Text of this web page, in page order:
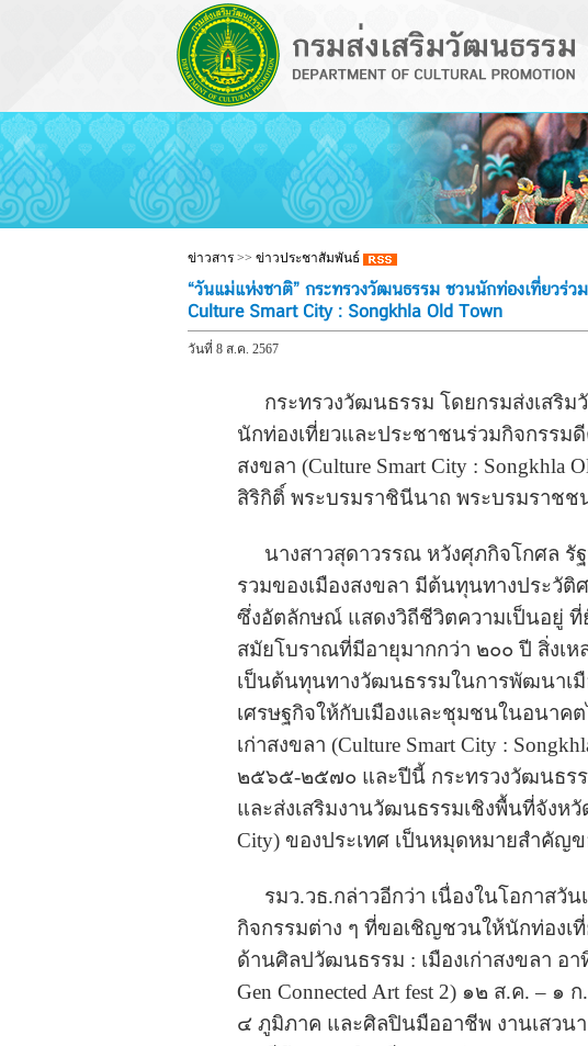
ข่าวสาร >> ข่าวประชาสัมพันธ์
“วันแม่แห่งชาติ” กระทรวงวัฒนธรรม ชวนนักท่องเที่ยวร่
Culture Smart City : Songkhla Old Town
วันที่ 8 ส.ค. 2567
กระทรวงวัฒนธรรม โดยกรมส่งเสริม
นักท่องเที่ยวและประชาชนร่วมกิจกรรม
สงขลา (Culture Smart City : Songkhla
สิริกิติ์ พระบรมราชินีนาถ พระบรมราช
นางสาวสุดาวรรณ หวังศุภกิจโกศล รัฐ
รวมของเมืองสงขลา มีต้นทุนทางประวั
ซึ่งอัตลักษณ์ แสดงวิถีชีวิตความเป็นอยู่ ที่
สมัยโบราณที่มีอายุมากกว่า ๒๐๐ ปี สิ่งเห
เป็นต้นทุนทางวัฒนธรรมในการพัฒนาเ
เศรษฐกิจให้กับเมืองและชุมชนในอนาค
เก่าสงขลา (Culture Smart City :
๒๕๖๕-๒๕๗๐ และปีนี้ กระทรวงวัฒนธร
และส่งเสริมงานวัฒนธรรมเชิงพื้นที่จังห
City) ของประเทศ เป็นหมุดหมายสำคัญ
รมว.วธ.กล่าวอีกว่า เนื่องในโอกาสวั
กิจกรรมต่าง ๆ ที่ขอเชิญชวนให้นักท่องเ
ด้านศิลปวัฒนธรรม : เมืองเก่าสงขลา อ
Gen Connected Art fest 2) ๑๒ ส.ค. –
๔ ภูมิภาค และศิลปินมืออาชีพ งานเสวน